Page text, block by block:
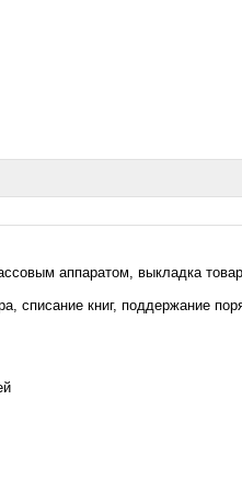
аппаратом, выкладка
списание книг, поддержание